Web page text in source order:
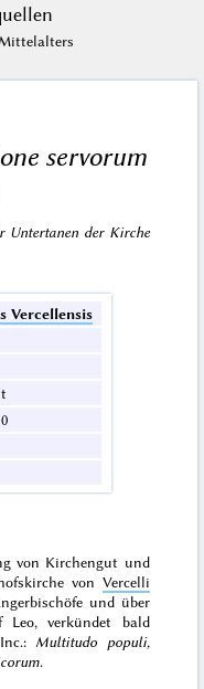
servorum
Untertanen der Kirche
Vercellensis
von Kirchengut und
von Vercelli
und über
Leo, verkündet bald
Multitudo populi,
.